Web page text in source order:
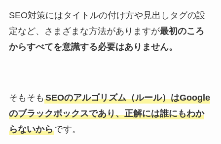
SEO対策にはタイトルの付け方や見出しタグの設
定など、さまざまな方法がありますが最初のころ
からすべてを意識する必要はありません。
そもそも SEOのアルゴリズム（ルール）はGoogle
のブラックボックスであり、正解には誰にもわか
らないからです。